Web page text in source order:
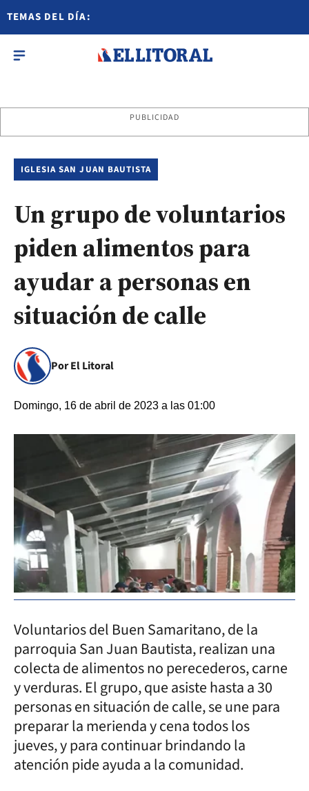
TEMAS DEL DÍA:
PUBLICIDAD
IGLESIA SAN JUAN BAUTISTA
Un grupo de voluntarios
piden alimentos para
ayudar a personas en
situación de calle
Por El Litoral
Domingo, 16 de abril de 2023 a las 01:00
Voluntarios del Buen Samaritano, de la
parroquia San Juan Bautista, realizan una
colecta de alimentos no perecederos, carne
y verduras. El grupo, que asiste hasta a 30
personas en situación de calle, se une para
preparar la merienda y cena todos los
jueves, y para continuar brindando la
atención pide ayuda a la comunidad.